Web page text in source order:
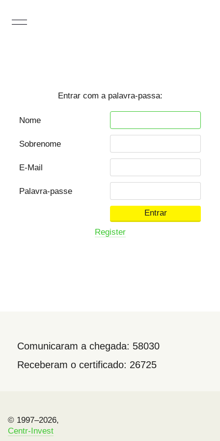
Entrar com a palavra-passa:
Nome
Sobrenome
E-Mail
Palavra-passe
Register
Comunicaram a chegada: 58030
Receberam o certificado: 26725
© 1997–2026,
Centr-Invest